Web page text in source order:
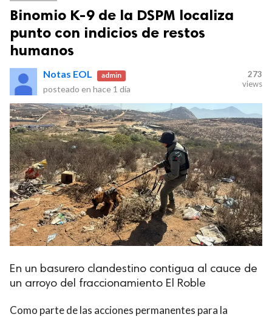
Binomio K-9 de la DSPM localiza
punto con indicios de restos
humanos
Notas EOL admin
posteado en hace 1 día
273
views
En un basurero clandestino contigua al cauce de
un arroyo del fraccionamiento El Roble
Como parte de las acciones permanentes para la